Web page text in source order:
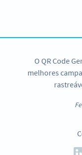
O QR Code
melhores